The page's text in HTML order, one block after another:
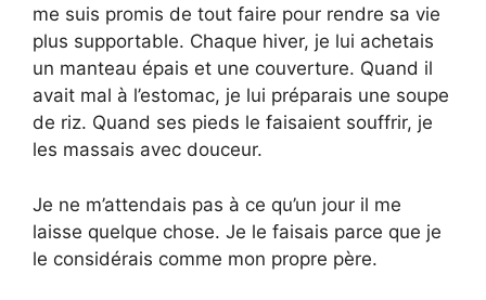
me suis promis de tout faire pour rendre sa vie
plus supportable. Chaque hiver, je lui achetais
un manteau épais et une couverture. Quand il
avait mal à l’estomac, je lui préparais une soupe
de riz. Quand ses pieds le faisaient souffrir, je
les massais avec douceur.
Je ne m’attendais pas à ce qu’un jour il me
laisse quelque chose. Je le faisais parce que je
le considérais comme mon propre père.